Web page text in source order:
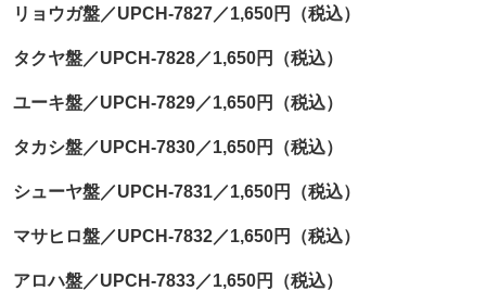
リョウガ盤／UPCH-7827／1,650円（税込）
タクヤ盤／UPCH-7828／1,650円（税込）
ユーキ盤／UPCH-7829／1,650円（税込）
タカシ盤／UPCH-7830／1,650円（税込）
シューヤ盤／UPCH-7831／1,650円（税込）
マサヒロ盤／UPCH-7832／1,650円（税込）
アロハ盤／UPCH-7833／1,650円（税込）